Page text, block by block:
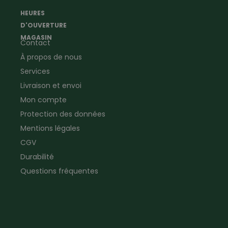
Ramoneur
Vêtements de signalisation
Jardinage
Plombier
Electricien
Vêtements d'entreprise
HEURES
D'OUVERTURE
MAGASIN
Contact
À propos de nous
Services
Livraison et envoi
Mon compte
Protection des données
Mentions légales
CGV
Durabilité
Questions fréquentes